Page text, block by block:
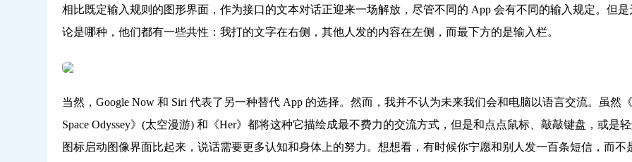
相比既定输入规则的图形界面，作为接口的文本对话正迎来一场解放，尽管不同的 App 会有不同的输入规定。但是
论是哪种，他们都有一些共性：我打的文字在右侧，其他人发的内容在左侧，而最下方的是输入栏。
当然，Google Now 和 Siri 代表了另一种替代 App 的选择。然而，我并不认为未来我们会和电脑以语言交流。虽然
Space Odyssey》(太空漫游) 和《Her》都将这种它描绘成最不费力的交流方式，但是和点点鼠标、敲敲键盘，或是
图标启动图像界面比起来，说话需要更多认知和身体上的努力。想想看，有时候你宁愿和别人发一百条短信，而不